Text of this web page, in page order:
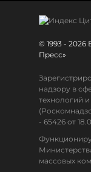
© 1993 -
Пресс»
надзору в
технологий
- 65426 от
массовых